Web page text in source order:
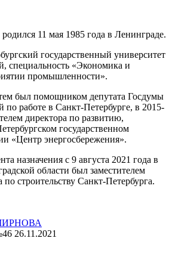
11 мая 1985 года в Ленинграде.
государственный университет
специальность «Экономика и
промышленности».
был помощником депутата Госдумы
работе в Санкт-Петербурге, в 2015-
директора по развитию,
государственном
«Центр энергосбережения».
назначения с 9 августа 2021 года в
области был заместителем
по строительству Санкт-Петербурга.
26.11.2021